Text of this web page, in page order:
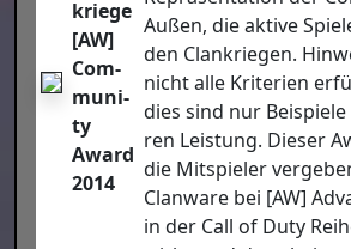
krie­ge
[AW]
Com­
mu­ni­
ty
Award
2014
Außen, die akti­ve
den Clan­krie­gen.
nicht alle Kri­te­ri­en
dies sind nur
ren Leis­tung. Die­ser
die Mit­spie­ler
Clan­wa­re bei [AW]
in der Call of Duty